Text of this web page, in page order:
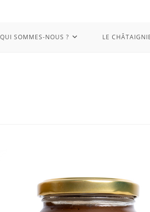
QUI SOMMES-NOUS ? LE